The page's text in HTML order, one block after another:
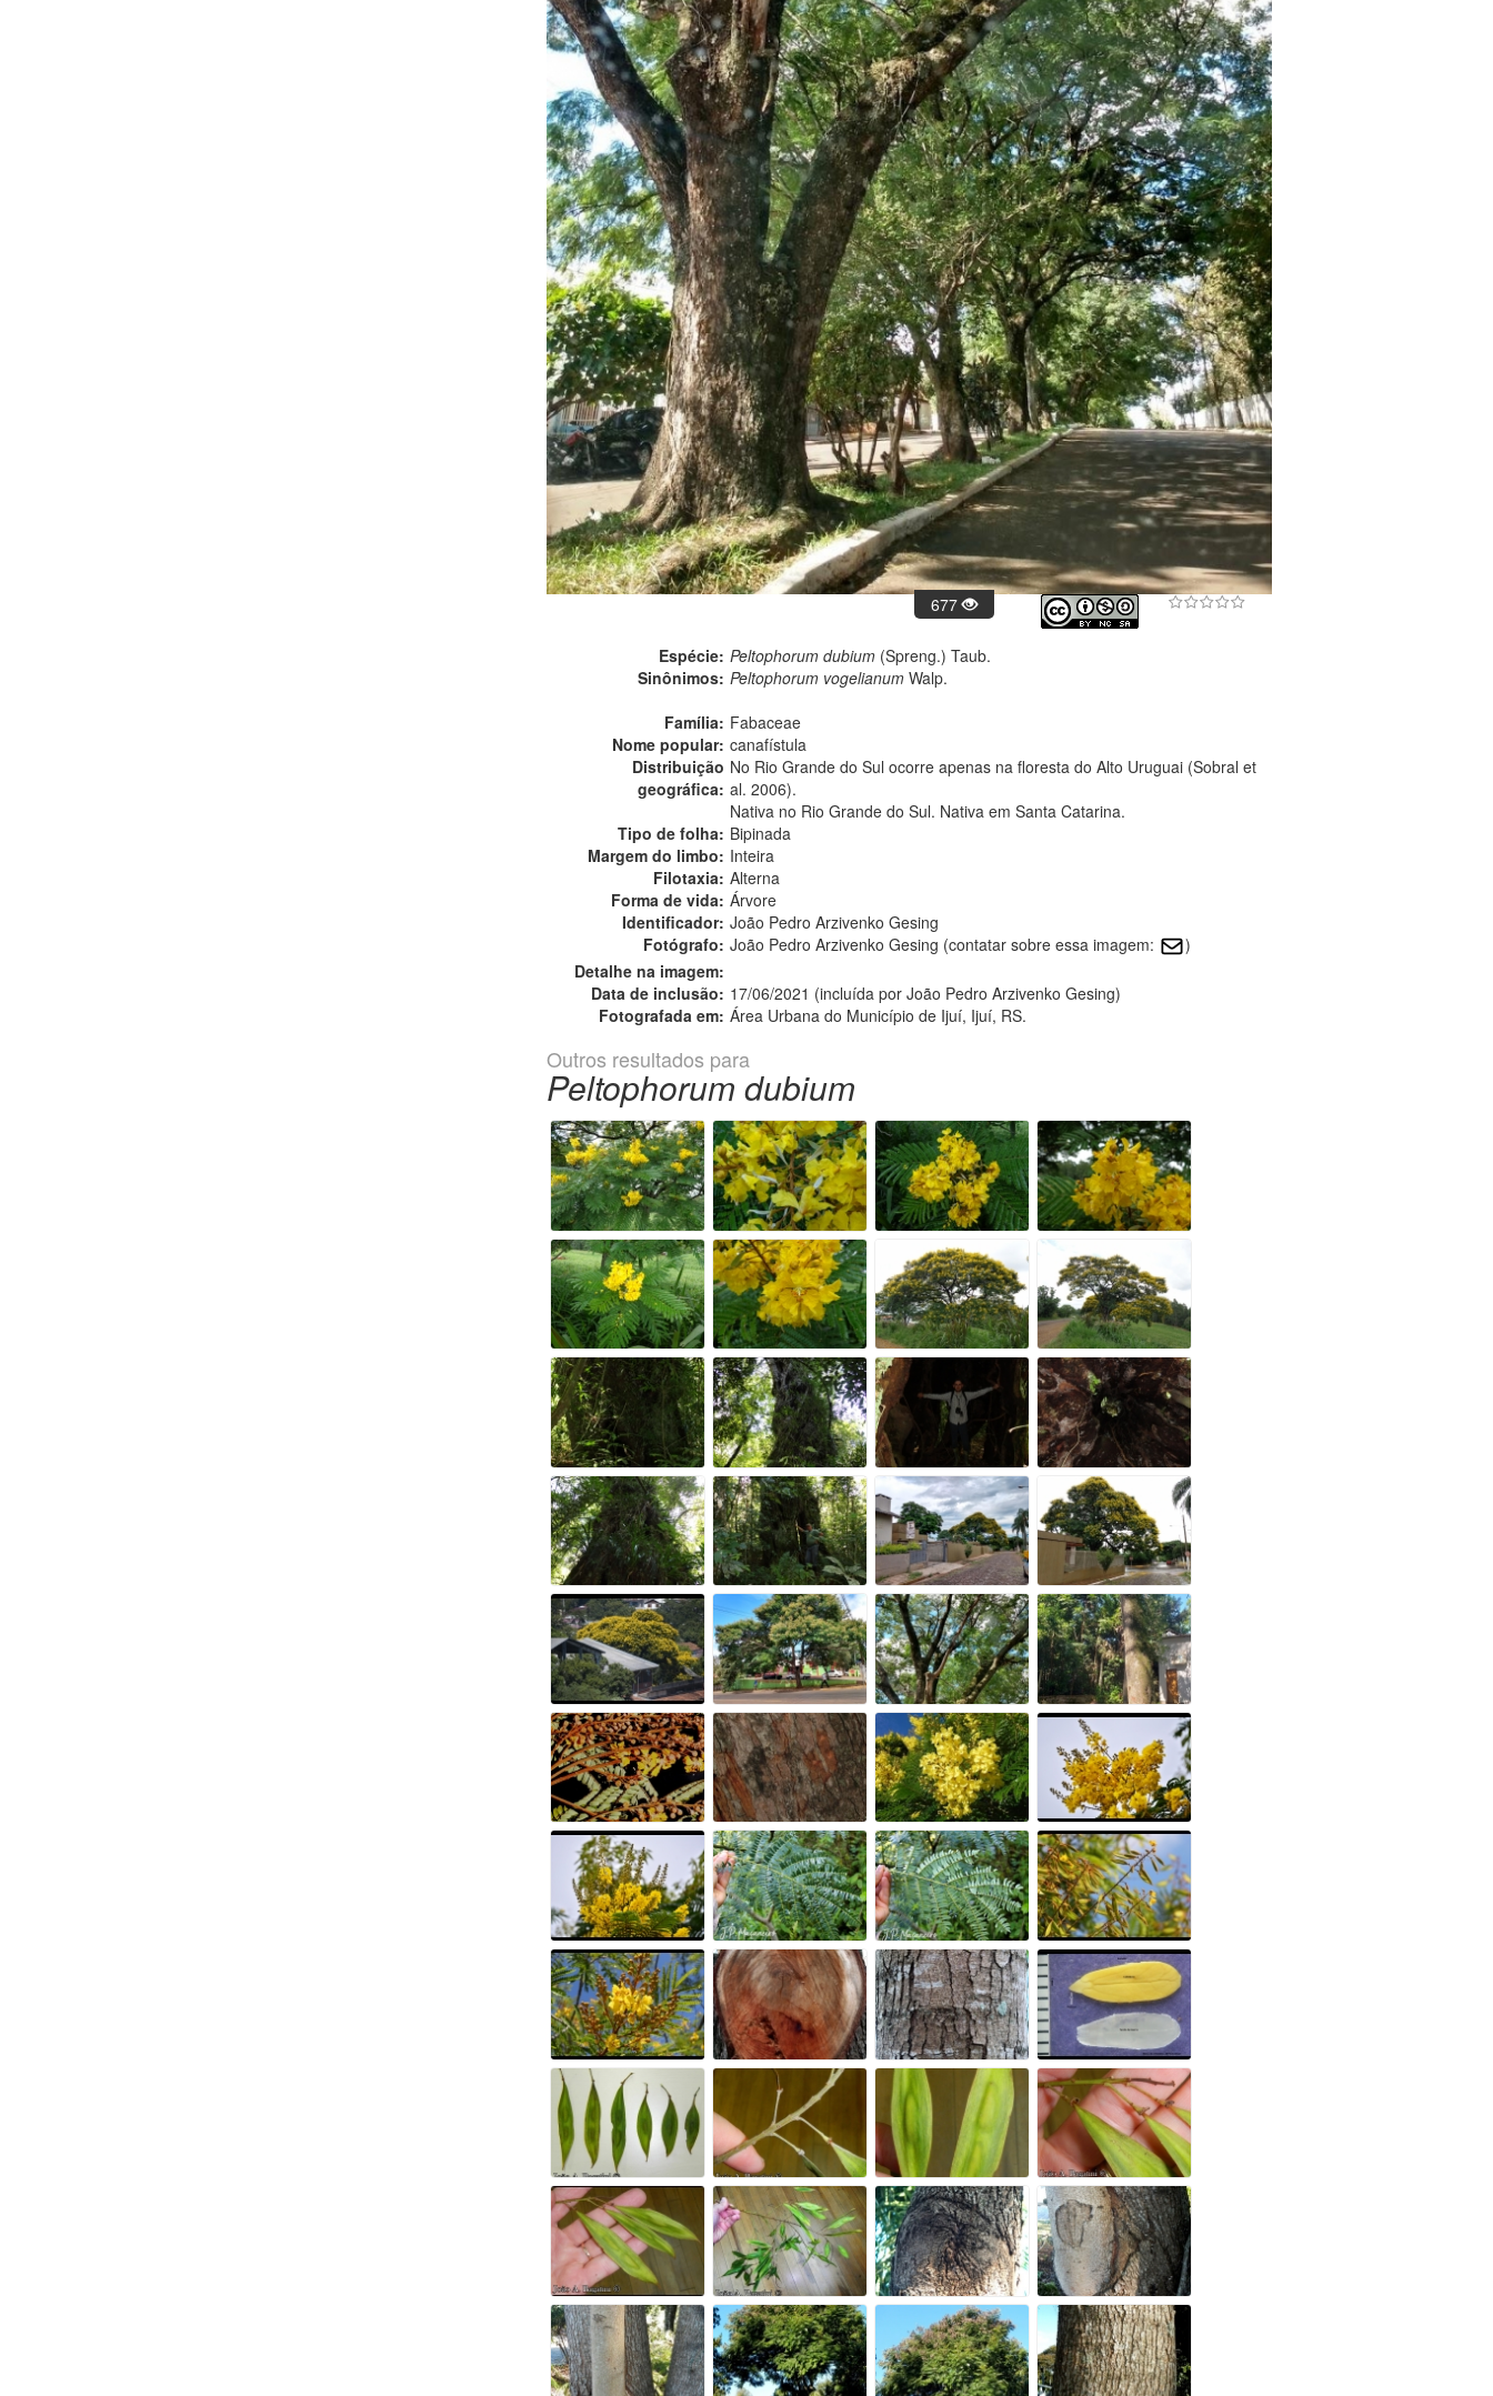
677
Espécie: Peltophorum dubium (Spreng.) Taub.
Sinônimos: Peltophorum vogelianum Walp.
Família: Fabaceae
Nome popular: canafístula
Distribuição
geográfica:
No Rio Grande do Sul ocorre apenas na floresta do Alto Uruguai (Sobral et
al. 2006).
Nativa no Rio Grande do Sul. Nativa em Santa Catarina.
Tipo de folha: Bipinada
Margem do limbo: Inteira
Filotaxia: Alterna
Forma de vida: Árvore
Identificador: João Pedro Arzivenko Gesing
Fotógrafo: João Pedro Arzivenko Gesing (contatar sobre essa imagem:
)
Detalhe na imagem:
Data de inclusão: 17/06/2021 (incluída por João Pedro Arzivenko Gesing)
Fotografada em: Área Urbana do Município de Ijuí, Ijuí, RS.
Outros resultados para
Peltophorum dubium